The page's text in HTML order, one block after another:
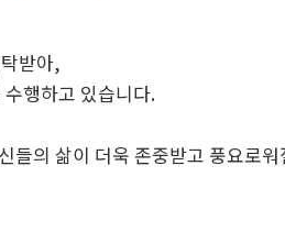
받아,
수행하고 있습니다.
들의 삶이 더욱 존중받고 풍요로워